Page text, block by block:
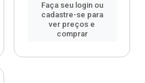
Faça seu login ou
cadastre-se para
ver preços e
comprar